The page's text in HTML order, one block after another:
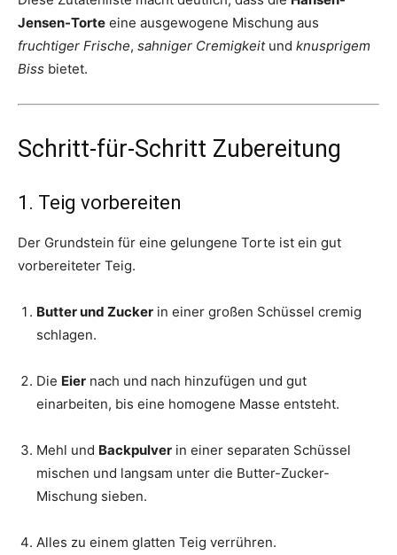
Jensen-Torte eine ausgewogene Mischung aus
fruchtiger Frische, sahniger Cremigkeitund knusprigem
Biss bietet.
Schritt-für-Schritt Zubereitung
1. Teig vorbereiten
Der Grundstein für eine gelungene Torte ist ein gut
vorbereiteter Teig.
Butter und Zucker in einer großen Schüssel cremig
schlagen.
Die Eier nach und nach hinzufügen und gut
einarbeiten, bis eine homogene Masse entsteht.
Mehl und Backpulver in einer separaten Schüssel
mischen und langsam unter die Butter-Zucker-
Mischung sieben.
Alles zu einem glatten Teig verrühren.